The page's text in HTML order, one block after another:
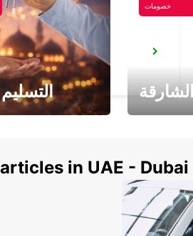
AIRPORT - IKC
- SWEDEN
خصومات
in UAE -